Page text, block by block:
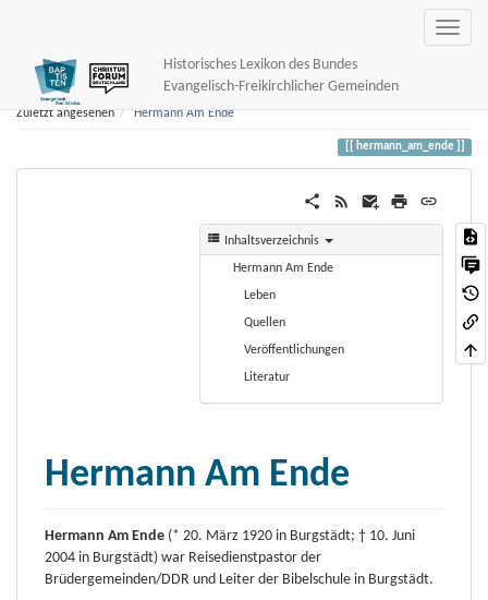
Historisches Lexikon des Bundes
Evangelisch-Freikirchlicher Gemeinden
Zuletzt angesehen Hermann Am Ende
hermann_am_ende
Inhaltsverzeichnis
Hermann Am Ende
Leben
Quellen
Veröffentlichungen
Literatur
Hermann Am Ende
Hermann Am Ende (* 20. März 1920 in Burgstädt; † 10. Juni
2004 in Burgstädt) war Reisedienstpastor der
Brüdergemeinden/DDR und Leiter der Bibelschule in Burgstädt.